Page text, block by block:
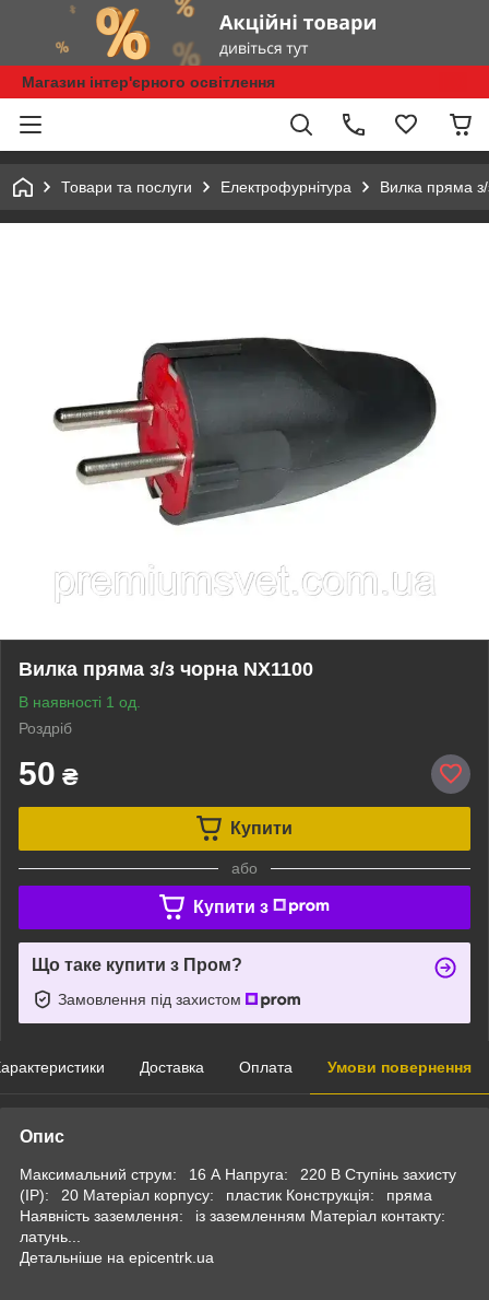
Магазин інтер'єрного освітлення
Товари та послуги Електрофурнітура Вилка пряма
Вилка пряма з/з чорна NX1100
В наявності 1 од.
Роздріб
50 ₴
Купити
або
Купити з
Що таке купити з Пром?
Замовлення під захистом
Доставка Оплата Умови повернення
Опис
Максимальний струм: 16 А Напруга: 220 В Ступінь захисту
(IP): 20 Матеріал корпусу: пластик Конструкція: пряма
Наявність заземлення: із заземленням Матеріал контакту:
латунь...
Детальніше на epicentrk.ua